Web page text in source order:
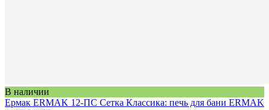
В наличии
Ермак ERMAK 12-ПС Сетка Классика: печь для бани ERMAK